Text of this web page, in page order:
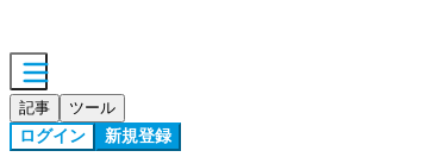
記事 ツール
ログイン 新規登録